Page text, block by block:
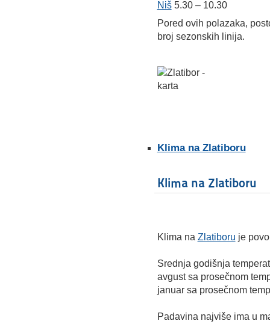
Niš5.30 – 10.30
Pored ovih polazaka,
broj sezonskih linija.
Klima na Zlatiboru
Klima na Zlatiboru
Klima na Zlatiboru je
Srednja godišnja
avgust sa prosečnom
januar sa prosečnom
Padavina najviše ima u